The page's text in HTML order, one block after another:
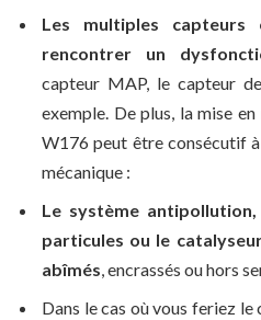
Les multiples capteurs
rencontrer un
capteur MAP, le capteur
exemple. De plus, la mise
W176 peut être consécutif
mécanique :
Le système
particules ou le
abîmés, encrassés ou hors
Dans le cas où vous feriez